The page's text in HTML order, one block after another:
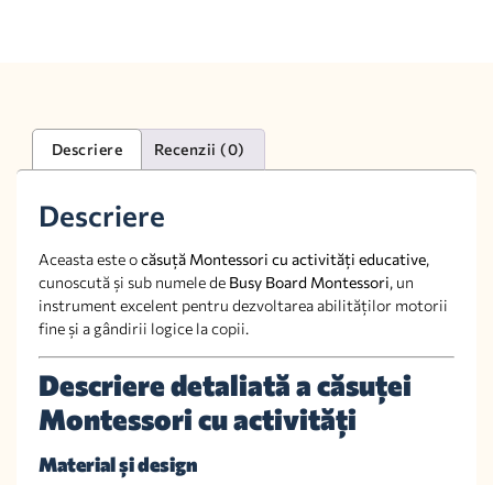
Descriere Recenzii (0)
Descriere
Aceasta este ocăsuță Montessori cu activități educative,
cunoscută și sub numele de Busy Board Montessori, un
instrument excelent pentru dezvoltarea abilităților motorii
fine și a gândirii logice la copii.
Descriere detaliată a căsuței
Montessori cu activități
Material și design